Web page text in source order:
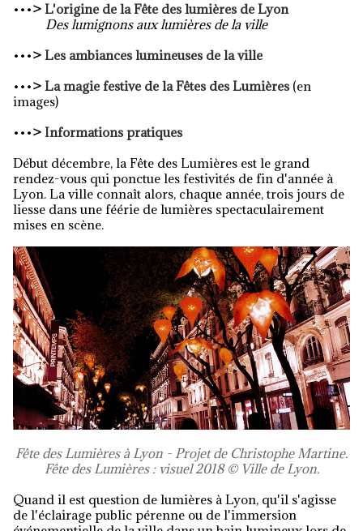
•••
L'origine de la Fête des lumières de Lyon
Des lumignons aux lumières de la ville
•••> Les ambiances lumineuses de la ville
•••> La magie festive de la Fêtes des Lumières (en
images)
•••> Informations pratiques
Début décembre, la Fête des Lumières est le grand
rendez-vous qui ponctue les festivités de fin d'année à
Lyon. La ville connaît alors, chaque année, trois jours de
liesse dans une féérie de lumières spectaculairement
mises en scène.
Fête des Lumières à Lyon - Projet de Christophe Martine.
Fête des Lumières : visuel 2018 © Ville de Lyon.
Quand il est question de lumières à Lyon, qu'il s'agisse
de l'éclairage public pérenne ou de l'immersion